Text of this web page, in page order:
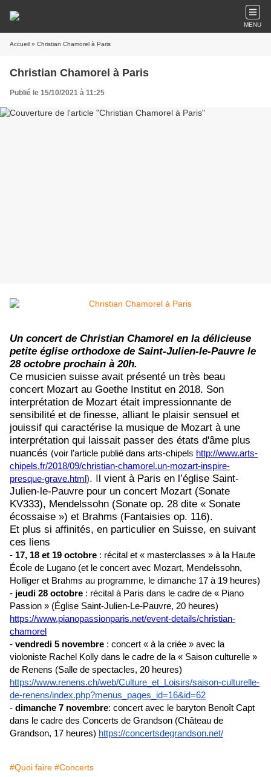
MENU
Accueil » Christian Chamorel à Paris
Christian Chamorel à Paris
Publié le 15/10/2021 à 11:25
Un concert de Christian Chamorel en la délicieuse
petite église orthodoxe de Saint-Julien-le-Pauvre le
28 octobre prochain à 20h.
Ce musicien suisse avait présenté un très beau
concert Mozart au Goethe Institut en 2018. Son
interprétation de Mozart était impressionnante de
sensibilité et de finesse, alliant le plaisir sensuel et
jouissif qui caractérise la musique de Mozart à une
interprétation qui laissait passer des états d'âme plus
nuancés (voir l’article publié dans arts-chipels http://www.arts-
chipels.fr/2018/09/christian-chamorel.un-mozart-inspire-
presque-grave.html). I
l vient à Paris en l’église Saint-
Julien-le-Pauvre pour un concert Mozart (Sonate
KV333), Mendelssohn (Sonate op. 28 dite « Sonate
écossaise ») et Brahms (Fantaisies op. 116).
Et plus si affinités, en particulier en Suisse, en suivant
ces liens
- 17, 18 et 19 octobre : récital et « masterclasses » à la Haute
École de Lugano (et le concert avec Mozart, Mendelssohn,
Holliger et Brahms au programme, le dimanche 17 à 19 heures)
- jeudi 28 octobre : récital à Paris dans le cadre de « Piano
Passion » (Église Saint-Julien-Le-Pauvre, 20 heures)
https://www.pianopassionparis.net/event-details/christian-
chamorel
- vendredi 5 novembre : concert « à la criée » avec la
violoniste Rachel Kolly dans le cadre de la « Saison culturelle »
de Renens (Salle de spectacles, 20 heures)
https://www.renens.ch/web/Culture_et_Loisirs/saison-culturelle-
de-renens/index.php?menus_pages_id=16&id=62
- dimanche 7 novembre: concert avec le baryton Benoît Capt
dans le cadre des Concerts de Grandson (Château de
Grandson, 17 heures) https://concertsdegrandson.net/
#Quoi faire #Concerts